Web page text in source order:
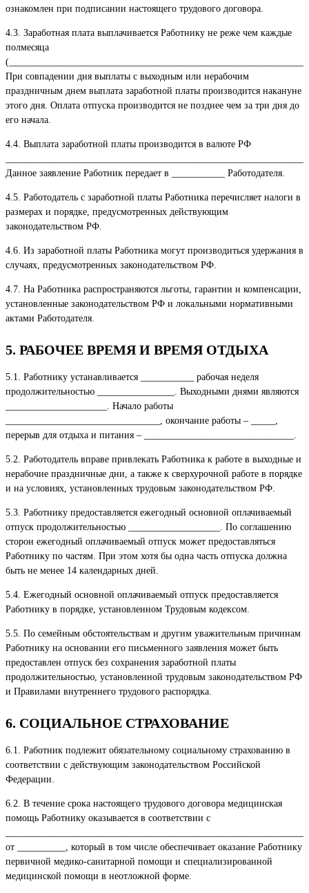
ознакомлен при подписании настоящего трудового договора.
4.3. Заработная плата выплачивается Работнику не реже чем каждые
полмесяца
При совпадении дня выплаты с выходным или нерабочим
праздничным днем выплата заработной платы производится накануне
этого дня. Оплата отпуска производится не позднее чем за три дня до
его начала.
4.4. Выплата заработной платы производится в валюте РФ
Данное заявление Работник передает в ___________ Работодателя.
4.5. Работодатель с заработной платы Работника перечисляет налоги в
размерах и порядке, предусмотренных действующим
законодательством РФ.
4.6. Из заработной платы Работника могут производиться удержания в
случаях, предусмотренных законодательством РФ.
4.7. На Работника распространяются льготы, гарантии и компенсации,
установленные законодательством РФ и локальными нормативными
актами Работодателя.
5. РАБОЧЕЕ ВРЕМЯ И ВРЕМЯ ОТДЫХА
5.1. Работнику устанавливается ___________ рабочая неделя
продолжительностью ________________. Выходными днями являются
_____________________. Начало работы
________________________________, окончание работы – _____,
перерыв для отдыха и питания – _______________________________.
5.2. Работодатель вправе привлекать Работника к работе в выходные и
нерабочие праздничные дни, а также к сверхурочной работе в порядке
и на условиях, установленных трудовым законодательством РФ.
5.3. Работнику предоставляется ежегодный основной оплачиваемый
отпуск продолжительностью ___________________. По соглашению
сторон ежегодный оплачиваемый отпуск может предоставляться
Работнику по частям. При этом хотя бы одна часть отпуска должна
быть не менее 14 календарных дней.
5.4. Ежегодный основной оплачиваемый отпуск предоставляется
Работнику в порядке, установленном Трудовым кодексом.
5.5. По семейным обстоятельствам и другим уважительным причинам
Работнику на основании его письменного заявления может быть
предоставлен отпуск без сохранения заработной платы
продолжительностью, установленной трудовым законодательством РФ
и Правилами внутреннего трудового распорядка.
6. СОЦИАЛЬНОЕ СТРАХОВАНИЕ
6.1. Работник подлежит обязательному социальному страхованию в
соответствии с действующим законодательством Российской
Федерации.
6.2. В течение срока настоящего трудового договора медицинская
помощь Работнику оказывается в соответствии с
от __________, который в том числе обеспечивает оказание Работнику
первичной медико-санитарной помощи и специализированной
медицинской помощи в неотложной форме.